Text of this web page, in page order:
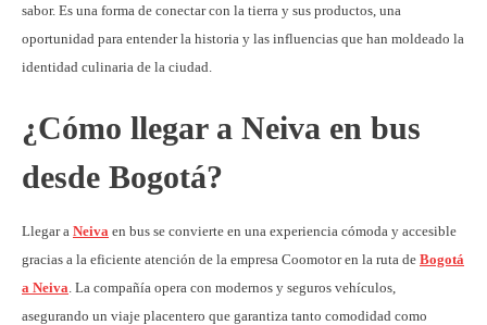
sabor. Es una forma de conectar con la tierra y sus productos, una
oportunidad para entender la historia y las influencias que han moldeado la
identidad culinaria de la ciudad.
¿Cómo llegar a Neiva en bus
desde Bogotá?
Llegar a Neiva en bus se convierte en una experiencia cómoda y accesible
gracias a la eficiente atención de la empresa Coomotor en la ruta de Bogotá
a Neiva . La compañía opera con modernos y seguros vehículos,
asegurando un viaje placentero que garantiza tanto comodidad como